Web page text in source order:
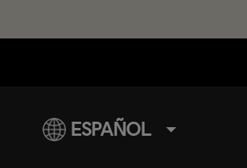
ESPAÑOL